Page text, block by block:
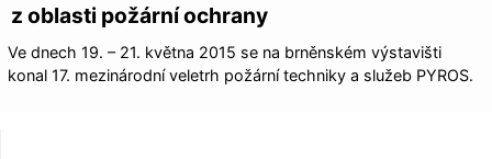
z oblasti požární ochrany
Ve dnech 19. – 21. května 2015 se na brněnském výstavišti
konal 17. mezinárodní veletrh požární techniky a služeb PYROS.